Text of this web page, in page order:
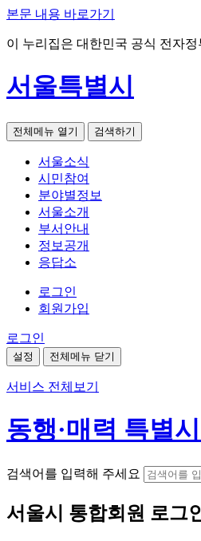
본문 내용 바로가기
이 누리집은 대한민국 공식 전자
서울특별시
전체메뉴 열기 검색하기
서울소식
시민참여
분야별정보
서울소개
부서안내
정보공개
응답소
로그인
회원가입
로그인
설정 전체메뉴 닫기
서비스 전체보기
동행·매력 특별
검색어를 입력해 주세요
서울시 통합회원 로그